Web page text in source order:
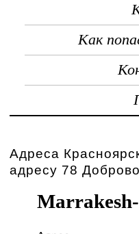
Как
Адреса
адресу 78